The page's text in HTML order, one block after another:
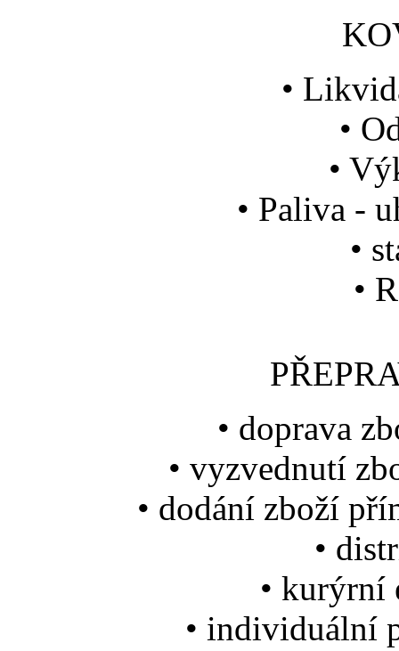
•
•
•
• Paliva -
•
•
• doprava
• vyzvednutí
• dodání zboží
•
• kurýrní
• individuální